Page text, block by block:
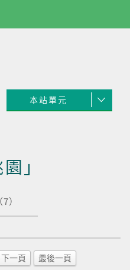
本站單元
」
）
下一頁 最後一頁